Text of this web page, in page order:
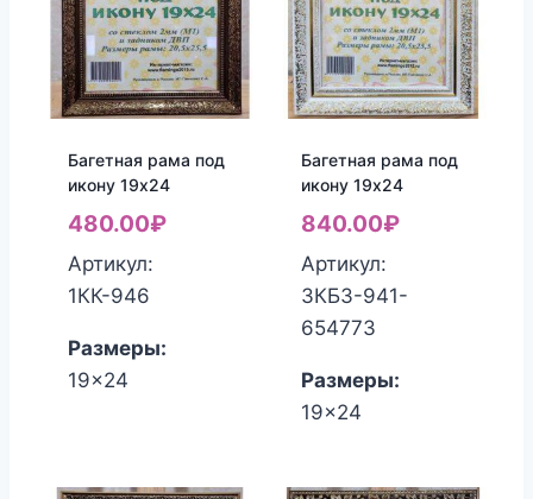
Багетная рама под
икону 19х24
480.00₽
Артикул:
1КК-946
Размеры:
19x24
Багетная рама под
икону 19х24
840.00₽
Артикул:
3КБЗ-941-
654773
Размеры:
19x24